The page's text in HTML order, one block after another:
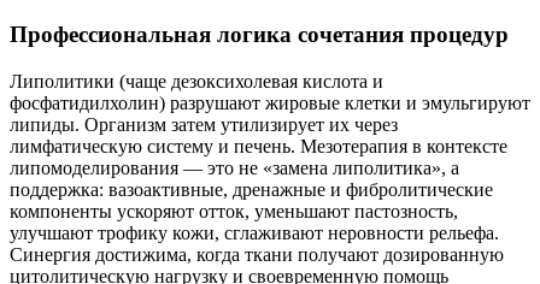
Профессиональная логика сочетания процедур
Липолитики (чаще дезоксихолевая кислота и
фосфатидилхолин) разрушают жировые клетки и эмульгируют
липиды. Организм затем утилизирует их через
лимфатическую систему и печень. Мезотерапия в контексте
липомоделирования — это не «замена липолитика», а
поддержка: вазоактивные, дренажные и фибролитические
компоненты ускоряют отток, уменьшают пастозность,
улучшают трофику кожи, сглаживают неровности рельефа.
Синергия достижима, когда ткани получают дозированную
цитолитическую нагрузку и своевременную помощь